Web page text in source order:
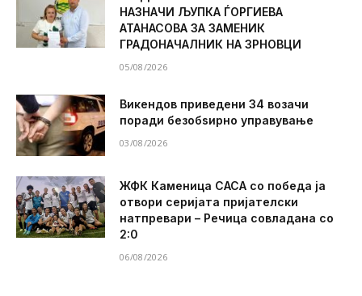
НАЗНАЧИ ЉУПКА ЃОРГИЕВА
АТАНАСОВА ЗА ЗАМЕНИК
ГРАДОНАЧАЛНИК НА ЗРНОВЦИ
05/08/2026
Викендов приведени 34 возачи
поради безобѕирно управување
03/08/2026
ЖФК Каменица САСА со победа ја
отвори серијата пријателски
натпревари – Речица совладана со
2:0
06/08/2026